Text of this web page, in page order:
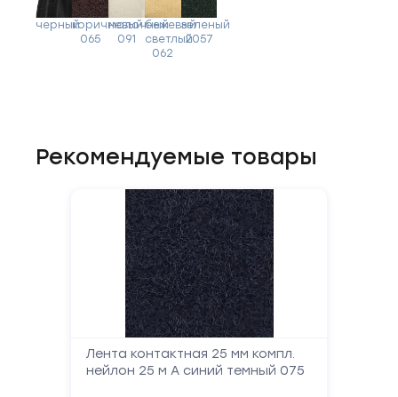
черныйкоричневый
065
молочный
091
бежевый
светлый
062
зеленый
2057
Рекомендуемые товары
Лента контактная 25 мм компл.
нейлон 25 м А синий темный 075